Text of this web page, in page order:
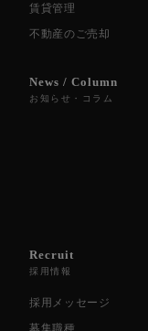
賃貸管理
不動産のご売却
News / Column
お知らせ・コラム
Recruit
採用情報
採用メッセージ
募集職種